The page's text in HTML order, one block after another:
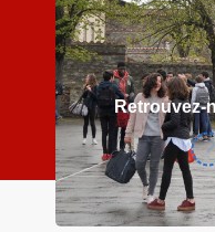
Retrouvez-